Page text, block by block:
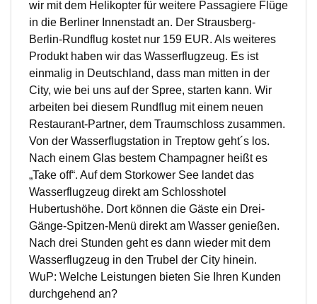
wir mit dem Helikopter für weitere Passagiere Flüge
in die Berliner Innenstadt an. Der Strausberg-
Berlin-Rundflug kostet nur 159 EUR. Als weiteres
Produkt haben wir das Wasserflugzeug. Es ist
einmalig in Deutschland, dass man mitten in der
City, wie bei uns auf der Spree, starten kann. Wir
arbeiten bei diesem Rundflug mit einem neuen
Restaurant-Partner, dem Traumschloss zusammen.
Von der Wasserflugstation in Treptow geht´s los.
Nach einem Glas bestem Champagner heißt es
„Take off“. Auf dem Storkower See landet das
Wasserflugzeug direkt am Schlosshotel
Hubertushöhe. Dort können die Gäste ein Drei-
Gänge-Spitzen-Menü direkt am Wasser genießen.
Nach drei Stunden geht es dann wieder mit dem
Wasserflugzeug in den Trubel der City hinein.
WuP: Welche Leistungen bieten Sie Ihren Kunden
durchgehend an?